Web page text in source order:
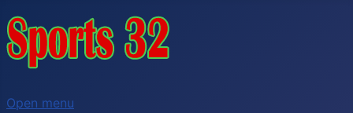
Open menu